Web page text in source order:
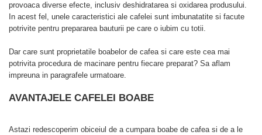
provoaca diverse efecte, inclusiv deshidratarea si oxidarea produsului.
In acest fel, unele caracteristici ale cafelei sunt imbunatatite si facute
potrivite pentru prepararea bauturii pe care o iubim cu totii.
Dar care sunt proprietatile boabelor de cafea si care este cea mai
potrivita procedura de macinare pentru fiecare preparat? Sa aflam
impreuna in paragrafele urmatoare.
AVANTAJELE CAFELEI BOABE
Astazi redescoperim obiceiul de a cumpara boabe de cafea si de a le